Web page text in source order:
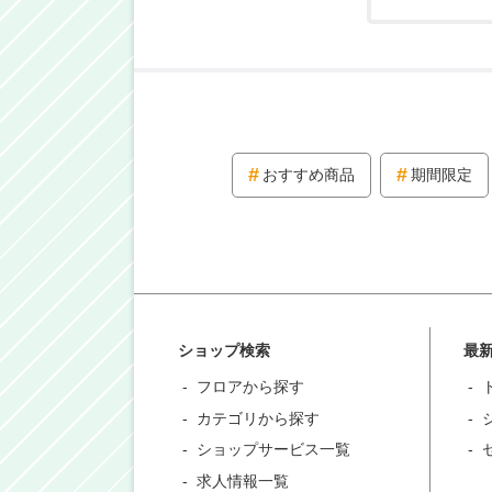
おすすめ商品 期間限定
ショップ検索
フロアから探す
カテゴリから探す
ショップサービス一覧
求人情報一覧
最